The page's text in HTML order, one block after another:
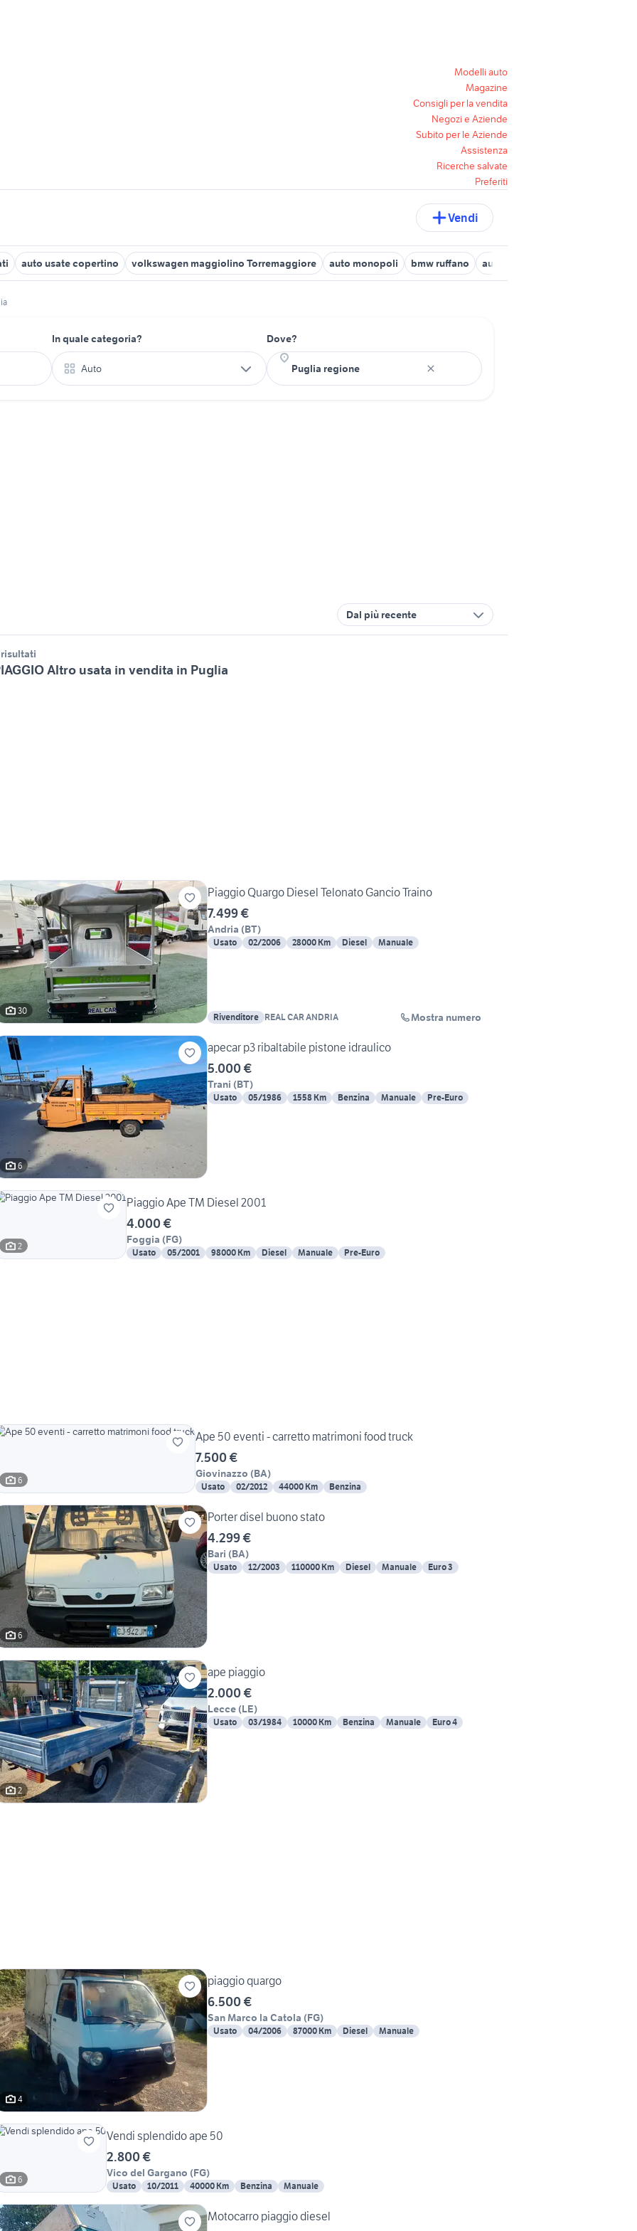
Modelli auto
Magazine
Consigli per la vendita
Negozi e Aziende
Subito per le Aziende
Assistenza
Ricerche salvate
Preferiti
Vendi
auto usate copertino volkswagen maggiolino Torremaggiore auto monopoli bmw ruffano auto d epoca bari
In quale categoria?
Auto
Dove?
Dal più recente
Altro usata in vendita in Puglia
30
Piaggio Quargo Diesel Telonato Gancio Traino
7.499 €
Andria (BT)
Usato 02/2006 28000 Km Diesel Manuale
Rivenditore REAL CAR ANDRIA Mostra numero
6
apecar p3 ribaltabile pistone idraulico
5.000 €
Trani (BT)
Usato 05/1986 1558 Km Benzina Manuale Pre-Euro
2
Piaggio Ape TM Diesel 2001
4.000 €
Foggia (FG)
Usato 05/2001 98000 Km Diesel Manuale Pre-Euro
6
Ape 50 eventi - carretto matrimoni food truck
7.500 €
Giovinazzo (BA)
Usato 02/2012 44000 Km Benzina
6
Porter disel buono stato
4.299 €
Bari (BA)
Usato 12/2003 110000 Km Diesel Manuale Euro 3
2
ape piaggio
2.000 €
Lecce (LE)
Usato 03/1984 10000 Km Benzina Manuale Euro 4
4
piaggio quargo
6.500 €
San Marco la Catola (FG)
Usato 04/2006 87000 Km Diesel Manuale
6
Vendi splendido ape 50
2.800 €
Vico del Gargano (FG)
Usato 10/2011 40000 Km Benzina Manuale
Motocarro piaggio diesel